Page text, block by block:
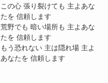
この心 張り裂けても 主よあな
たを 信頼します
荒野でも 暗い場所も 主よあな
たを 信頼します
もう恐れない 主は隠れ場 主よ
あなたを 信頼します